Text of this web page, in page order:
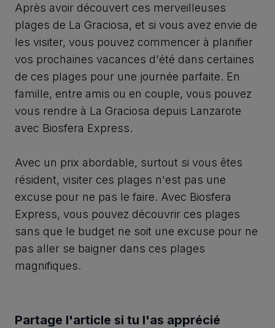
Après avoir découvert ces merveilleuses
plages de La Graciosa, et si vous avez envie de
les visiter, vous pouvez commencer à planifier
vos prochaines vacances d'été dans certaines
de ces plages pour une journée parfaite. En
famille, entre amis ou en couple, vous pouvez
vous rendre à La Graciosa depuis Lanzarote
avec Biosfera Express.
Avec un prix abordable, surtout si vous êtes
résident, visiter ces plages n'est pas une
excuse pour ne pas le faire. Avec Biosfera
Express, vous pouvez découvrir ces plages
sans que le budget ne soit une excuse pour ne
pas aller se baigner dans ces plages
magnifiques.
Partage l'article si tu l'as apprécié